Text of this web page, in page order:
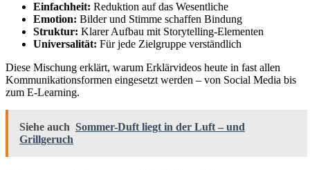
Einfachheit: Reduktion auf das Wesentliche
Emotion: Bilder und Stimme schaffen Bindung
Struktur: Klarer Aufbau mit Storytelling-Elementen
Universalität: Für jede Zielgruppe verständlich
Diese Mischung erklärt, warum Erklärvideos heute in fast allen
Kommunikationsformen eingesetzt werden – von Social Media bis
zum E-Learning.
Siehe auch Sommer-Duft liegt in der Luft – und
Grillgeruch